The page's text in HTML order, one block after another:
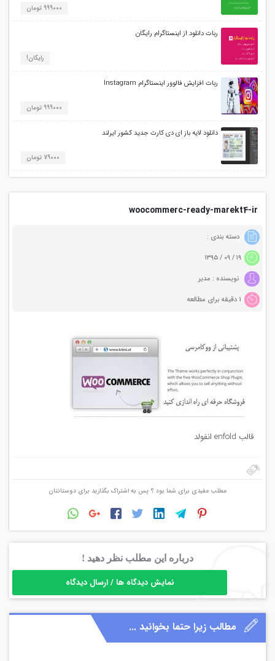
999000 تومان
ربات دانلود از اینستاگرام رایگان
رایگان!
ربات افزایش فالوور اینستاگرام Instagram
999000 تومان
دانلود لایه باز ای دی کارت جدید کشور ایرلند
79000 تومان
woocommerc-ready-marekt4-ir
دسته بندی :
نویسنده : مدیر
قالب enfold انفولد
مطلب مفیدی برای شما بود ؟ پس به اشتراک بگذارید برای دوستانتان
درباره این مطلب نظر دهید !
نمایش دیدگاه ها / ارسال دیدگاه
مطالب زیرا حتما بخوانید ...